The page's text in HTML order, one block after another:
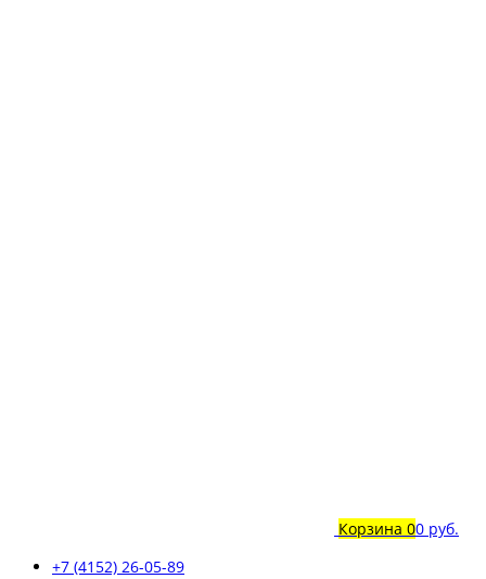
Корзина 00 руб.
+7 (4152) 26-05-89